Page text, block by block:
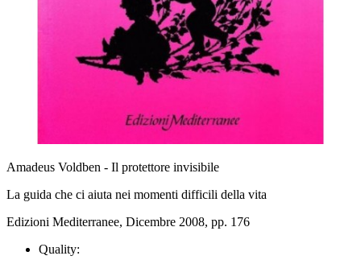
Amadeus Voldben - Il protettore invisibile
La guida che ci aiuta nei momenti difficili della vita
Edizioni Mediterranee, Dicembre 2008, pp. 176
Quality: